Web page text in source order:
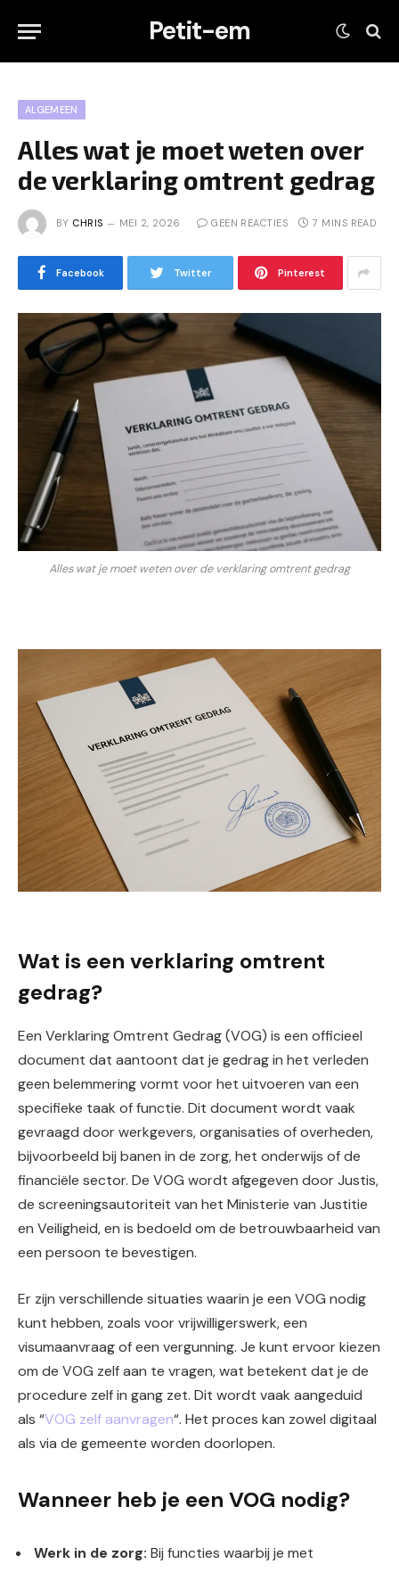
Petit-em
ALGEMEEN
Alles wat je moet weten over
de verklaring omtrent gedrag
BY CHRIS MEI 2, 2026 GEEN REACTIES 7 MINS READ
Facebook Twitter Pinterest
Alles wat je moet weten over de verklaring omtrent gedrag
Wat is een verklaring omtrent
gedrag?
Een Verklaring Omtrent Gedrag (VOG) is een officieel
document dat aantoont dat je gedrag in het verleden
geen belemmering vormt voor het uitvoeren van een
specifieke taak of functie. Dit document wordt vaak
gevraagd door werkgevers, organisaties of overheden,
bijvoorbeeld bij banen in de zorg, het onderwijs of de
financiële sector. De VOG wordt afgegeven door Justis,
de screeningsautoriteit van het Ministerie van Justitie
en Veiligheid, en is bedoeld om de betrouwbaarheid van
een persoon te bevestigen.
Er zijn verschillende situaties waarin je een VOG nodig
kunt hebben, zoals voor vrijwilligerswerk, een
visumaanvraag of een vergunning. Je kunt ervoor kiezen
om de VOG zelf aan te vragen, wat betekent dat je de
procedure zelf in gang zet. Dit wordt vaak aangeduid
als “VOG zelf aanvragen“. Het proces kan zowel digitaal
als via de gemeente worden doorlopen.
Wanneer heb je een VOG nodig?
Werk in de zorg: Bij functies waarbij je met